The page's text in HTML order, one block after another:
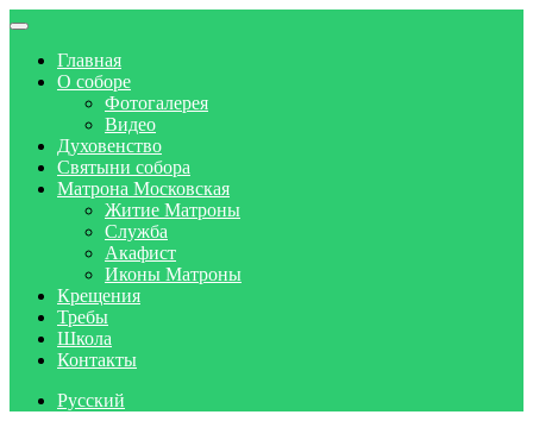
Главная
О соборе
Фотогалерея
Видео
Духовенство
Святыни собора
Матрона Московская
Житие Матроны
Служба
Акафист
Иконы Матроны
Крещения
Требы
Школа
Контакты
Русский